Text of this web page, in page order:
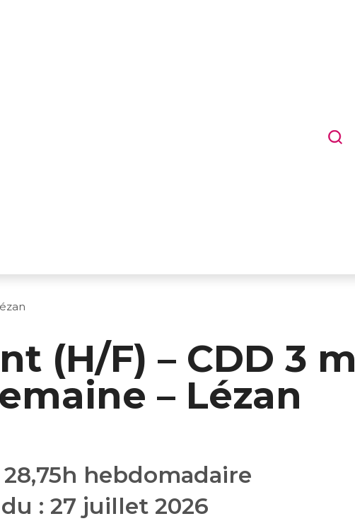
(H/F) – CDD 3
– Lézan
hebdomadaire
: 27 juillet 2026